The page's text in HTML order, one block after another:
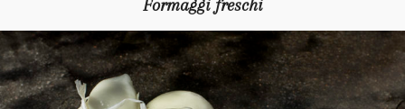
Formaggi freschi